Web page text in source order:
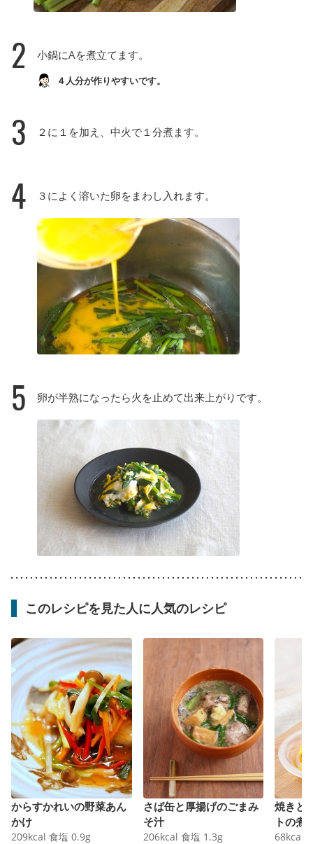
2 小鍋にAを煮立てます。
４人分が作りやすいです。
3 ２に１を加え、中火で１分煮ます。
4 ３によく溶いた卵をまわし入れます。
5 卵が半熟になったら火を止めて出来上がりです。
このレシピを見た人に人気のレシピ
からすかれいの野菜あん
かけ
209kcal 食塩 0.9g
さば缶と厚揚げのごまみ
そ汁
206kcal 食塩 1.3g
焼きと
トの煮
68kcal